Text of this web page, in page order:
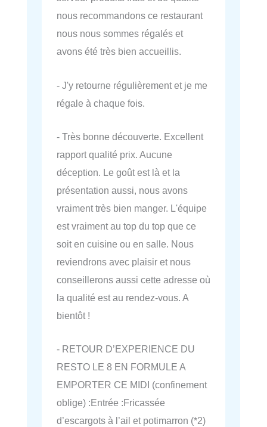
nous recommandons ce restaurant
nous nous sommes régalés et
avons été très bien accueillis.
- J'y retourne régulièrement et je me
régale à chaque fois.
- Très bonne découverte. Excellent
rapport qualité prix. Aucune
déception. Le goût est là et la
présentation aussi, nous avons
vraiment très bien manger. L'équipe
est vraiment au top du top que ce
soit en cuisine ou en salle. Nous
reviendrons avec plaisir et nous
conseillerons aussi cette adresse où
la qualité est au rendez-vous. A
bientôt !
- RETOUR D’EXPERIENCE DU
RESTO LE 8 EN FORMULE A
EMPORTER CE MIDI (confinement
oblige) :Entrée :Fricassée
d’escargots à l’ail et potimarron (*2)